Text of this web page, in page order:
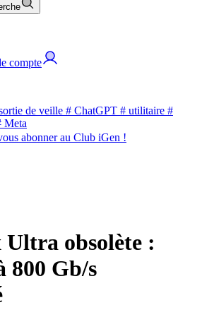
compte
de veille # ChatGPT # utilitaire #
Meta
abonner au Club iGen !
obsolète :
800 Gb/s